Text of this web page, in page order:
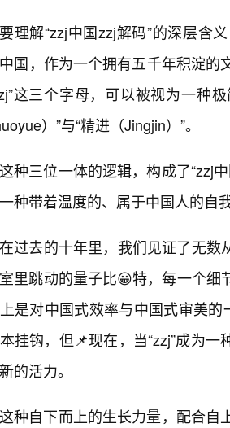
要理解“zzj中国zzj解码”的深层含
国，作为一个拥有五千年积淀
这三个字母，可以被视为一种
）”与“精进（Jingjin）”。
这种三位一体的逻辑，构成了“zzj
种带着温度的、属于中国人的自
在过去的十年里，我们见证了无数
里跳动的量子比😀特，每一个细
是对中国式效率与中国式审美
挂钩，但📌现在，当“zzj”成为
的活力。
这种自下而上的生长力量，配合自